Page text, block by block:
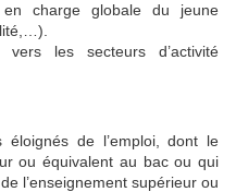
charge globale du jeune
vers les secteurs d’activité
de l’emploi, dont le
ou équivalent au bac ou qui
l’enseignement supérieur ou